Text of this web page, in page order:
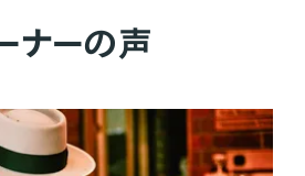
ナーの声